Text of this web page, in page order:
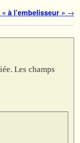
à l’embelisseur » →
Les champs